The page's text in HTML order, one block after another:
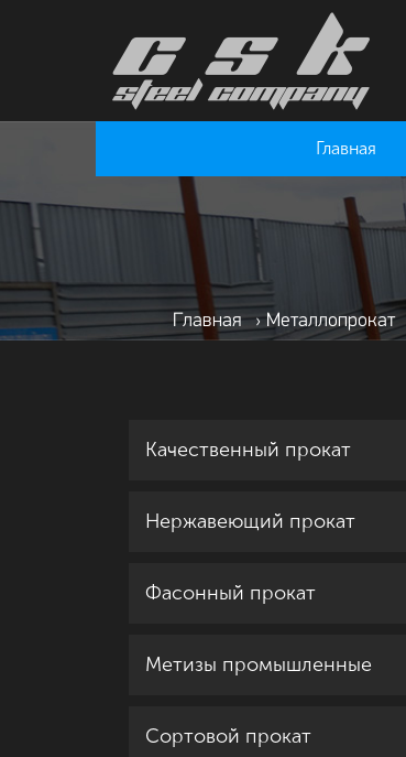
Главная
Главная › Металлопрокат
Качественный прокат
Нержавеющий прокат
Фасонный прокат
Метизы промышленные
Сортовой прокат